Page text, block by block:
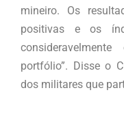
mineiro. Os
positivas e os
portfólio”. Disse o
dos militares que